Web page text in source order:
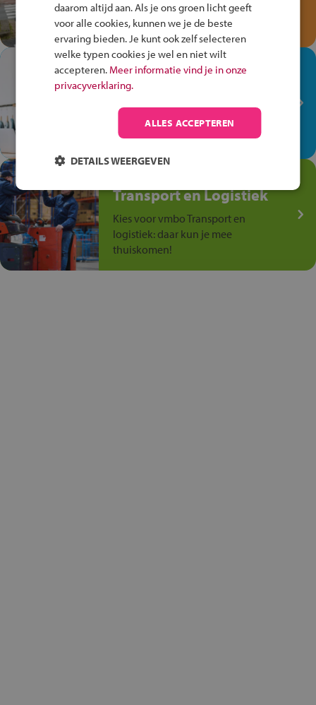
Speel het Fiets Veilig Verkeersspel
en win een Cortina-fiets!
In de winkel ben je op je
plek!
Ontdek via het vmbo jouw talent
op de winkelvloer, waar elke dag
anders is!
Transport en Logistiek
Kies voor vmbo Transport en
logistiek: daar kun je mee
thuiskomen!
daarom altijd aan. Als je ons groen licht geeft
voor alle cookies, kunnen we je de beste
ervaring bieden. Je kunt ook zelf selecteren
welke typen cookies je wel en niet wilt
accepteren. Meer informatie vind je in onze
privacyverklaring.
ALLES ACCEPTEREN
DETAILS WEERGEVEN